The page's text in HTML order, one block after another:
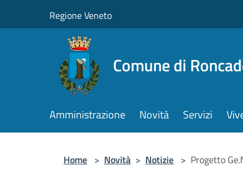
Regione Veneto
Comune di
Amministrazione Novità Servizi
Home > Novità > Notizie > Progetto